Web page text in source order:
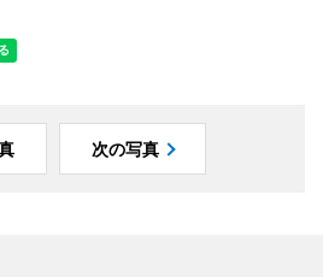
次の写真